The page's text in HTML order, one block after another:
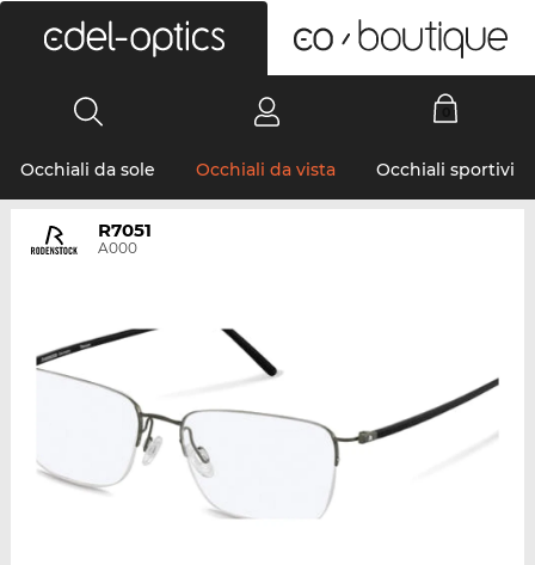
Occhiali da sole Occhiali da vista Occhiali sportivi
R7051
A000